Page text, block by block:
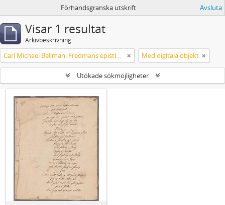
Förhandsgranska utskrift Avsluta
Visar 1 resultat
Arkivbeskrivning
Carl Michael Bellman: Fredmans epistlar och sånger m.fl. Bellman-texter Med digitala objekt
Utökade sökmöjligheter